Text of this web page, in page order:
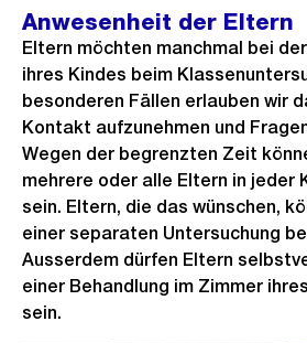
Anwesenheit der Eltern
Eltern möchten manchmal bei
ihres Kindes beim
besonderen Fällen erlauben wir
Kontakt aufzunehmen und
Wegen der begrenzten Zeit
mehrere oder alle Eltern in jeder
sein. Eltern, die das wünschen,
einer separaten Untersuchung
Ausserdem dürfen Eltern
einer Behandlung im Zimmer
sein.